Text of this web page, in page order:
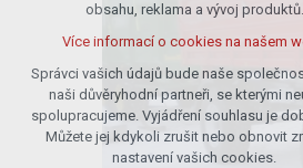
Volitelná cookies
analytická pro anonymizované
vyhodnocení návštěvnosti
marketingová cookies (Google)
Více informací o cookies na našem
obsahu, reklama a vývoj produktů.
Více informací o cookies na našem
Správci vašich údajů bude naše
naši důvěryhodní partneři, se kterými
spolupracujeme. Vyjádření souhlasu je
Můžete jej kdykoli zrušit nebo obnovit
nastavení vašich cookies.